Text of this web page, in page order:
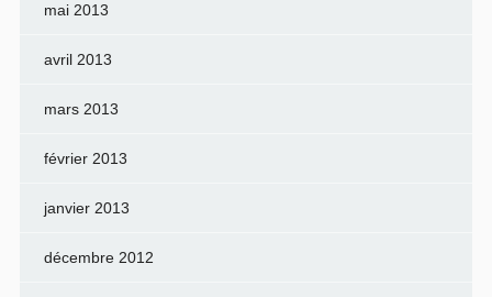
mai 2013
avril 2013
mars 2013
février 2013
janvier 2013
décembre 2012